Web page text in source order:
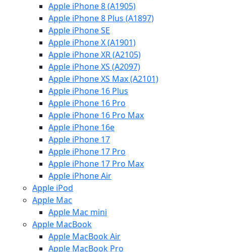
Apple iPhone 8 (A1905)
Apple iPhone 8 Plus (A1897)
Apple iPhone SE
Apple iPhone X (A1901)
Apple iPhone XR (A2105)
Apple iPhone XS (A2097)
Apple iPhone XS Max (A2101)
Apple iPhone 16 Plus
Apple iPhone 16 Pro
Apple iPhone 16 Pro Max
Apple iPhone 16e
Apple iPhone 17
Apple iPhone 17 Pro
Apple iPhone 17 Pro Max
Apple iPhone Air
Apple iPod
Apple Mac
Apple Mac mini
Apple MacBook
Apple MacBook Air
Apple MacBook Pro